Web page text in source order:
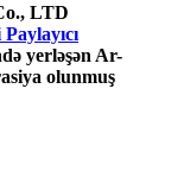
LTD
yerləşən Ar-
olunmuş